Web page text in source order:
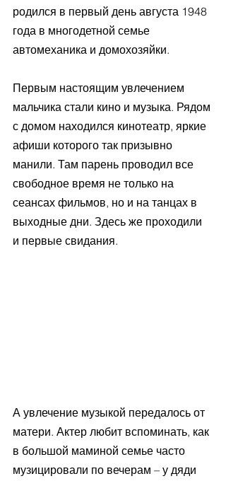
родился в первый день августа 1948
года в многодетной семье
автомеханика и домохозяйки.
Первым настоящим увлечением
мальчика стали кино и музыка. Рядом
с домом находился кинотеатр, яркие
афиши которого так призывно
манили. Там парень проводил все
свободное время не только на
сеансах фильмов, но и на танцах в
выходные дни. Здесь же проходили
и первые свидания.
А увлечение музыкой передалось от
матери. Актер любит вспоминать, как
в большой маминой семье часто
музицировали по вечерам – у дяди